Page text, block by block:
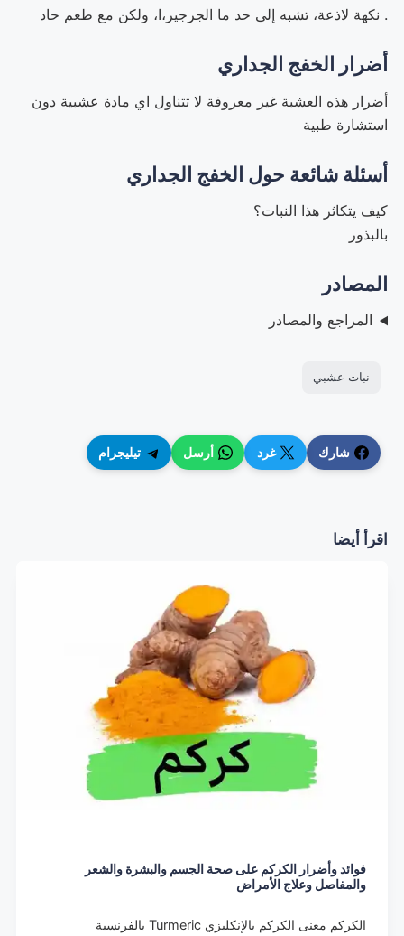
. نكهة لاذعة، تشبه إلى حد ما الجرجير،ا، ولكن مع طعم حاد
أضرار الخفج الجداري
أضرار هذه العشبة غير معروفة لا تتناول اي مادة عشبية دون
استشارة طبية
أسئلة شائعة حول الخفج الجداري
كيف يتكاثر هذا النبات؟
بالبذور
المصادر
المراجع والمصادر
نبات عشبي
شارك غرد أرسل تيليجرام
اقرأ أيضا
فوائد وأضرار الكركم على صحة الجسم والبشرة والشعر
والمفاصل وعلاج الأمراض
الكركم معنى الكركم بالإنكليزي Turmeric بالفرنسية